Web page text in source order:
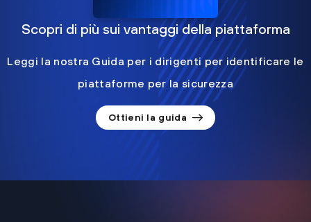
Scopri di più sui vantaggi della piattaforma
Leggi la nostra Guida per i dirigenti per identificare le
piattaforme per la sicurezza
Ottieni la guida